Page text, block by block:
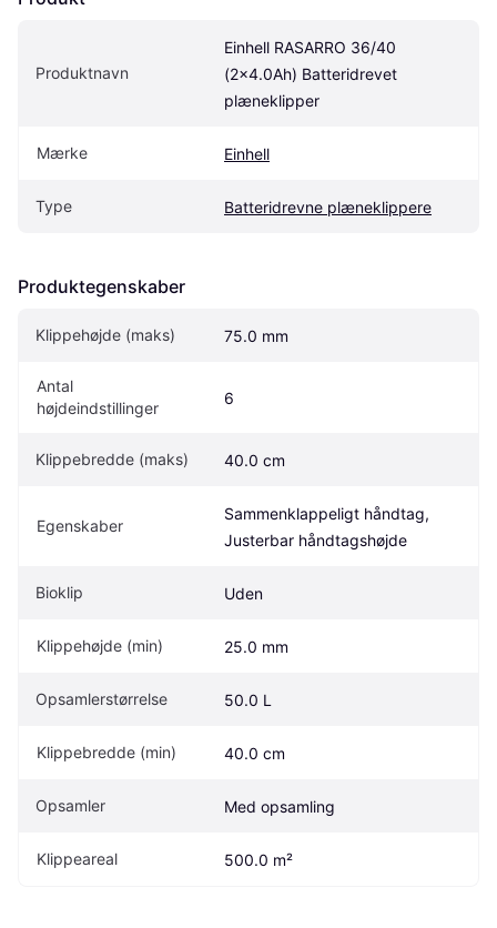
Produktnavn
Einhell RASARRO 36/40
(2x4.0Ah) Batteridrevet
plæneklipper
Mærke Einhell
Type Batteridrevne plæneklippere
Produktegenskaber
Klippehøjde (maks) 75.0 mm
Antal
højdeindstillinger
6
Klippebredde (maks) 40.0 cm
Egenskaber
Sammenklappeligt håndtag,
Justerbar håndtagshøjde
Bioklip Uden
Klippehøjde (min) 25.0 mm
Opsamlerstørrelse 50.0 L
Klippebredde (min) 40.0 cm
Opsamler Med opsamling
Klippeareal 500.0 m²